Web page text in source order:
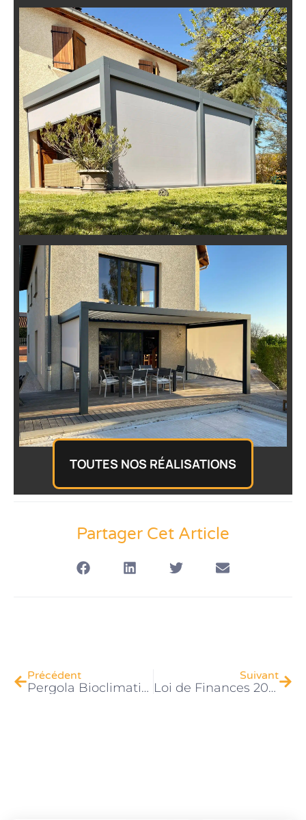
Pergola Bioclimatique Équipée à
Thurins
Pergola Bioclimatique
Aluminium à Brignais
TOUTES NOS RÉALISATIONS
Partager Cet Article
Précédent
Pergola Bioclimatique et Vent Fort : Faut-il Craindre la Tempête à Lyon ?
Suivant
Loi de Finances 2026 : Le nouveau Statut du Bailleur Privé, une opportunité pour rénover l’ancien